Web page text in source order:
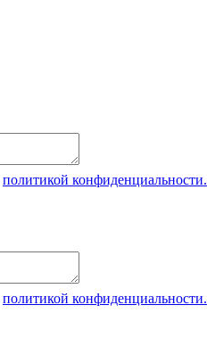
политикой конфиденциальности.
политикой конфиденциальности.